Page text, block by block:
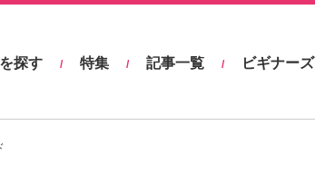
探す / 特集 / 記事一覧 / ビギナーズ